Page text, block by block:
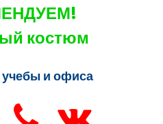
костюм
и офиса